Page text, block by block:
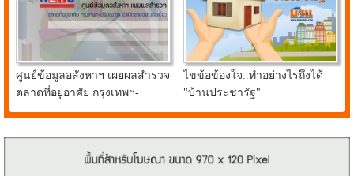
ศูนย์ข้อมูลอสังหาฯ เผยผลสำรวจ
ตลาดที่อยู่อาศัย กรุงเทพฯ-
ปริมณฑล ยังเปิดขายอย่างต่อ
ไขข้อข้องใจ..ทำอย่างไรถึงได้
"บ้านประชารัฐ"